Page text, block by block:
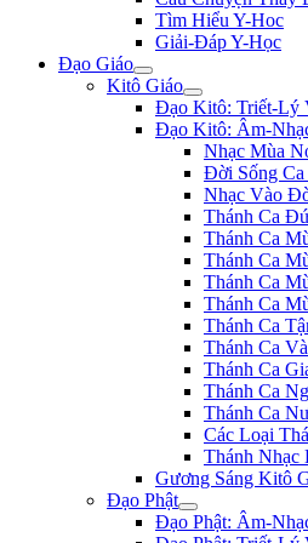
Tìm Hiểu Y-Hoc
Giải-Đáp Y-Học
Đạo Giáo
Kitô Giáo
Đạo Kitô: Triết-Lý
Đạo Kitô: Âm-
Nhạc Mùa
Đời Sống Ca
Nhạc Vào
Thánh Ca
Thánh Ca
Thánh Ca
Thánh Ca
Thánh Ca
Thánh Ca
Thánh Ca
Thánh Ca
Thánh Ca
Thánh Ca
Các Loại
Thánh Nhạc
Gương Sáng Kitô
Đạo Phật
Đạo Phật: Âm-